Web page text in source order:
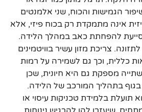
הגמישות והכוח, שני אלמנטים
אינה מתמקדת רק בכוח פיזי, אלא
להפחתת כאב במהלך הלידה.
צריכת מזון עשיר בוויטמינים
כללית, וכך גם לשמירה על רמות
מספקת גם היא חיונית, שכן
בתהליך המורכב של הלידה.
תועלת בלמידת טכניקות עיסוי או